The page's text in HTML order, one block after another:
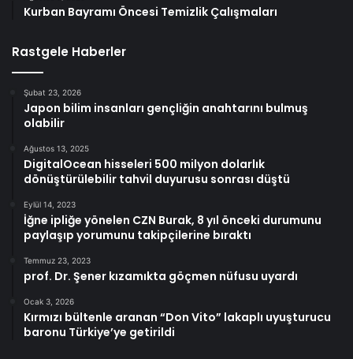
Kurban Bayramı Öncesi Temizlik Çalışmaları
Rastgele Haberler
Şubat 23, 2026
Japon bilim insanları gençliğin anahtarını bulmuş
olabilir
Ağustos 13, 2025
DigitalOcean hisseleri 500 milyon dolarlık
dönüştürülebilir tahvil duyurusu sonrası düştü
Eylül 14, 2023
İğne ipliğe yönelen CZN Burak, 8 yıl önceki durumunu
paylaşıp yorumunu takipçilerine bıraktı
Temmuz 23, 2023
prof. Dr. Şener kızamıkta göçmen nüfusu uyardı
Ocak 3, 2026
Kırmızı bültenle aranan “Don Vito” lakaplı uyuşturucu
baronu Türkiye’ye getirildi